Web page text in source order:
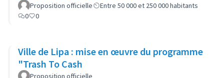
Proposition officielle
Entre 50 000 et 250 000 habitants
0
0
Ville de Lipa : mise en œuvre du programme
"Trash To Cash
Proposition officielle